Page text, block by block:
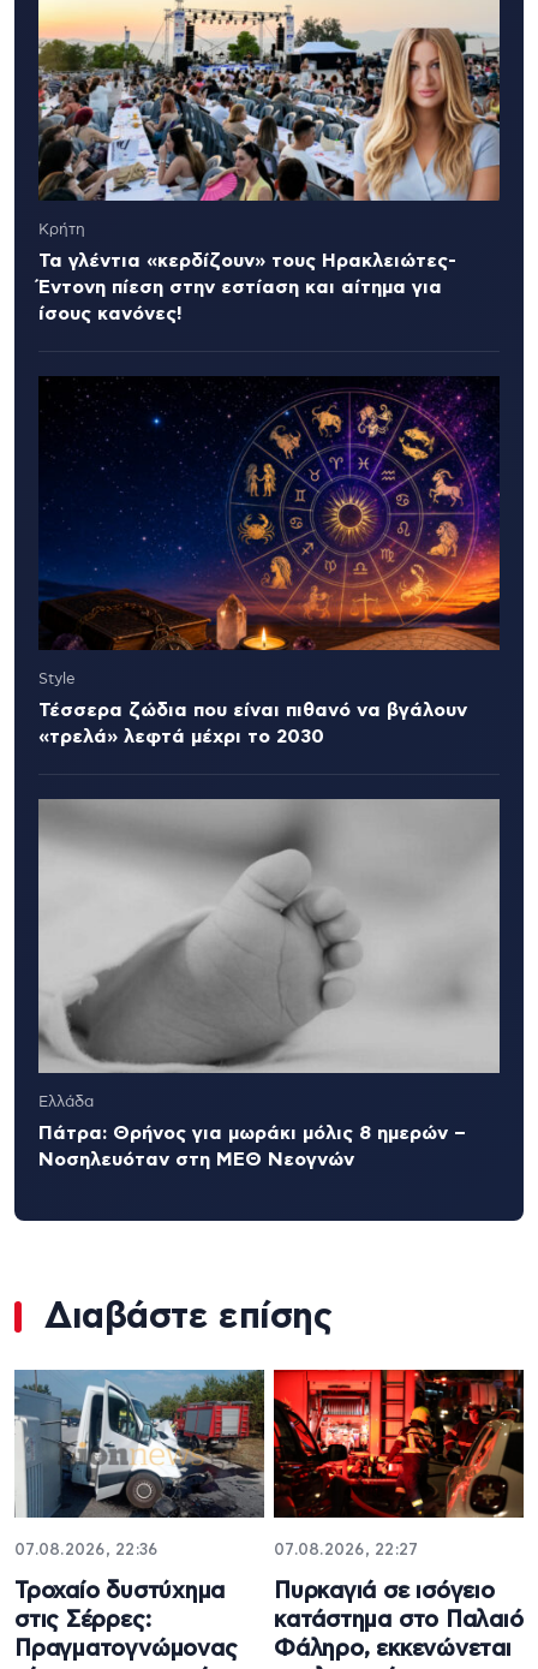
Κρήτη
Τα γλέντια «κερδίζουν» τους Ηρακλειώτες-
Έντονη πίεση στην εστίαση και αίτημα για
ίσους κανόνες!
Style
Τέσσερα ζώδια που είναι πιθανό να βγάλουν
«τρελά» λεφτά μέχρι το 2030
Ελλάδα
Πάτρα: Θρήνος για μωράκι μόλις 8 ημερών –
Νοσηλευόταν στη ΜΕΘ Νεογνών
Διαβάστε επίσης
07.08.2026, 22:36
Τροχαίο δυστύχημα
στις Σέρρες:
Πραγματογνώμονας
07.08.2026, 22:27
Πυρκαγιά σε ισόγειο
κατάστημα στο Παλαιό
Φάληρο, εκκενώνεται